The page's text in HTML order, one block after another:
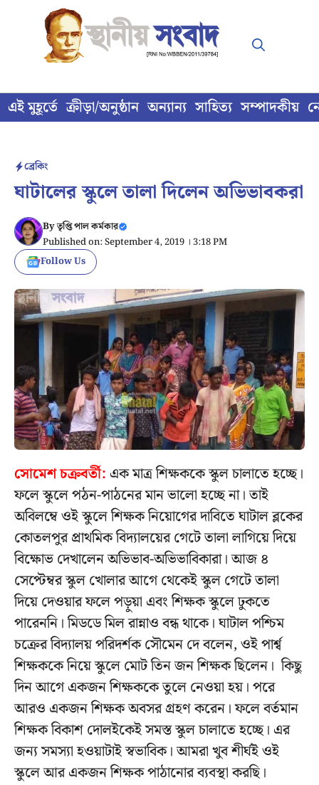
content
এই মুহূর্তে ক্রীড়া/অনুষ্ঠান অন্যান্য সাহিত্য সম্পাদকীয়
ব্রেকিং
ঘাটালের স্কুলে তালা দিলেন অভিভাবকরা
Byতৃপ্তি পাল কর্মকার
Published on: September 4, 2019 । 3:18 PM
Follow Us
সোমেশ চক্রবর্তী: এক মাত্র শিক্ষককে স্কুল চালাতে হচ্ছে।
ফলে স্কুলে পঠন-পাঠনের মান ভালো হচ্ছে না। তাই
অবিলম্বে ওই স্কুলে শিক্ষক নিয়োগের দাবিতে ঘাটাল ব্লকের
কোতলপুর প্রাথমিক বিদ্যালয়ের গেটে তালা লাগিয়ে দিয়ে
বিক্ষোভ দেখালেন অভিভাব-অভিভাবিকারা। আজ ৪
সেপ্টেম্বর স্কুল খোলার আগে থেকেই স্কুল গেটে তালা
দিয়ে দেওয়ার ফলে পড়ুয়া এবং শিক্ষক স্কুলে ঢুকতে
পারেননি। মিডডে মিল রান্নাও বন্ধ থাকে। ঘাটাল পশ্চিম
চক্রের বিদ্যালয় পরিদর্শক সৌমেন দে বলেন, ওই পার্শ্ব
শিক্ষককে নিয়ে স্কুলে মোট তিন জন শিক্ষক ছিলেন। কিছু
দিন আগে একজন শিক্ষককে তুলে নেওয়া হয়। পরে
আরও একজন শিক্ষক অবসর গ্রহণ করেন। ফলে বর্তমান
শিক্ষক বিকাশ দোলইকেই সমস্ত স্কুল চালাতে হচ্ছে। এর
জন্য সমস্যা হওয়াটাই স্বভাবিক। আমরা খুব শীর্ঘই ওই
স্কুলে আর একজন শিক্ষক পাঠানোর ব্যবস্থা করছি।